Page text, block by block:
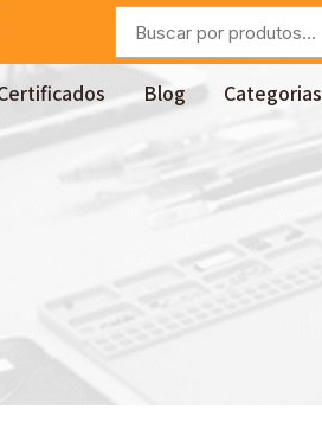
Blog Categorias